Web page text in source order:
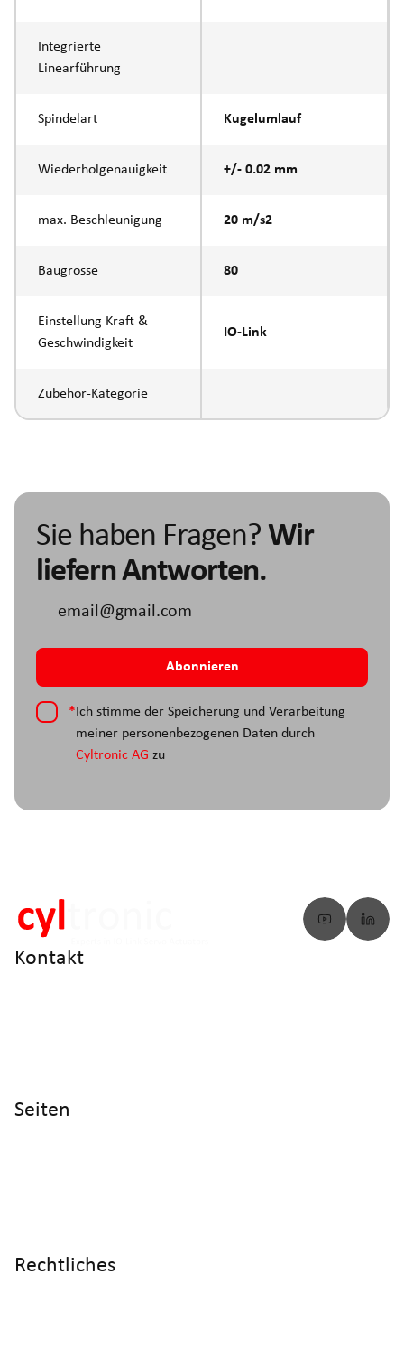
Integrierte
Linearführung
Spindelart Kugelumlauf
Wiederholgenauigkeit +/- 0.02 mm
max. Beschleunigung 20 m/s2
Baugrosse 80
Einstellung Kraft &
Geschwindigkeit
IO-Link
Zubehor-Kategorie
Sie haben Fragen? Wir
liefern Antworten.
*Ich stimme der Speicherung und Verarbeitung
meiner personenbezogenen Daten durch
Cyltronic AG zu
Kontakt
Seiten
Rechtliches